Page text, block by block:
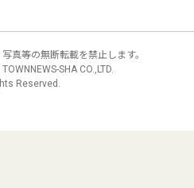
真等の無断転載を禁止します。
SHA CO.,LTD.
Reserved.